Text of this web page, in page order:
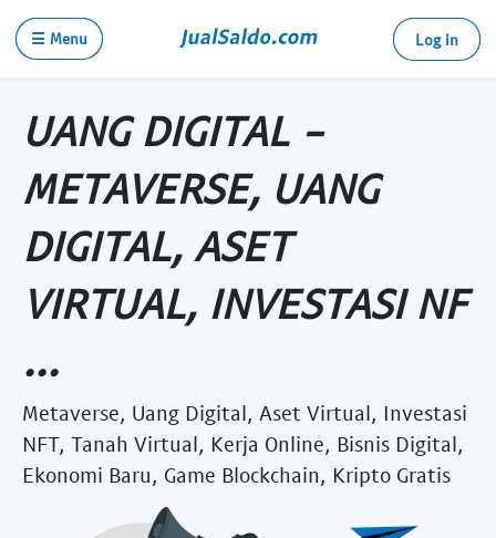
☰ Menu Log in
UANG DIGITAL -
METAVERSE, UANG
DIGITAL, ASET
VIRTUAL, INVESTASI NF
...
Metaverse, Uang Digital, Aset Virtual, Investasi
NFT, Tanah Virtual, Kerja Online, Bisnis Digital,
Ekonomi Baru, Game Blockchain, Kripto Gratis